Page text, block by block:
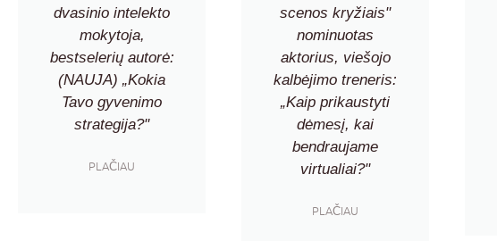
dvasinio intelekto
mokytoja,
bestselerių autorė:
(NAUJA) „Kokia
Tavo gyvenimo
strategija?"
PLAČIAU
scenos kryžiais"
nominuotas
aktorius, viešojo
kalbėjimo treneris:
„Kaip prikaustyti
dėmesį, kai
bendraujame
virtualiai?"
PLAČIAU